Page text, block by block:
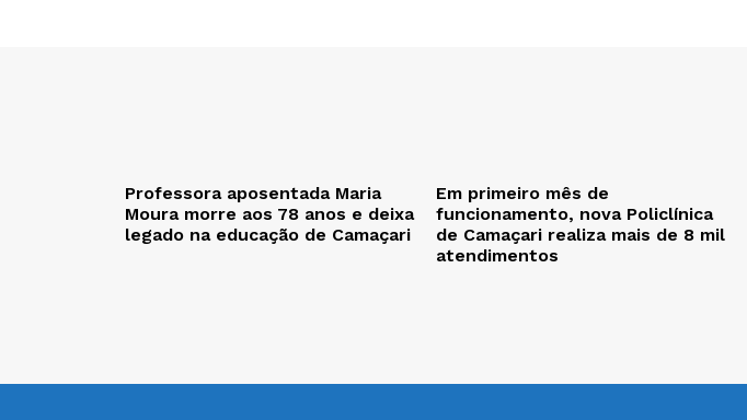
Professora aposentada Maria
Moura morre aos 78 anos e deixa
legado na educação de Camaçari
Em primeiro mês de
funcionamento, nova Policlínica
de Camaçari realiza mais de 8 mil
atendimentos